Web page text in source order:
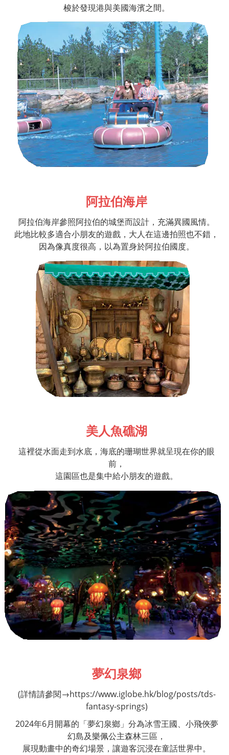
梭於發現港與美國海濱之間。
阿拉伯海岸
阿拉伯海岸參照阿拉伯的城堡而設計，充滿異國風情。
此地比較多適合小朋友的遊戲，大人在這邊拍照也不錯，
因為像真度很高，以為置身於阿拉伯國度。
美人魚礁湖
這裡從水面走到水底，海底的珊瑚世界就呈現在你的眼
前，
這園區也是集中給小朋友的遊戲。
夢幻泉鄉
(詳情請參閱→https://www.iglobe.hk/blog/posts/tds-
fantasy-springs)
2024年6月開幕的「夢幻泉鄉」分為冰雪王國、小飛俠夢
幻島及樂佩公主森林三區，
展現動畫中的奇幻場景，讓遊客沉浸在童話世界中。